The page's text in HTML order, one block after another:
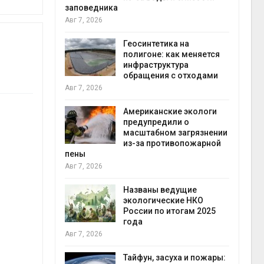
заповедника
Авг 7, 2026
Геосинтетика на
полигоне: как меняется
инфраструктура
обращения с отходами
Авг 7, 2026
Американские экологи
предупредили о
масштабном загрязнении
из-за противопожарной
пены
Авг 7, 2026
Названы ведущие
экологические НКО
России по итогам 2025
года
Авг 7, 2026
Тайфун, засуха и пожары: